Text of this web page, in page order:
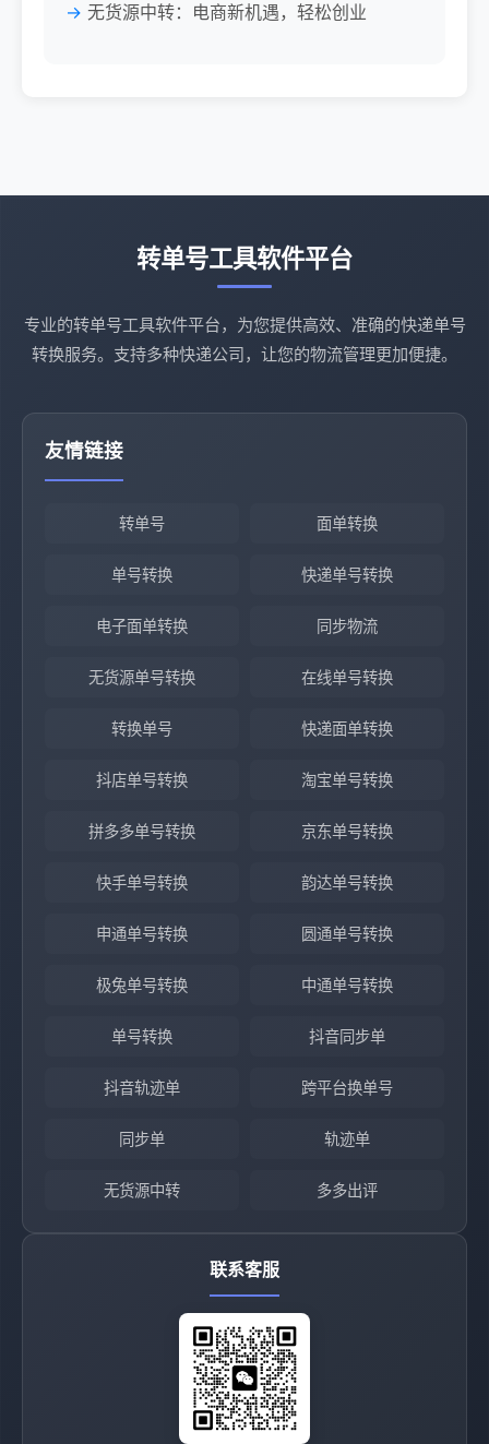
无货源中转：电商新机遇，轻松创业
转单号工具软件平台
专业的转单号工具软件平台，为您提供高效、准确的快递单号
转换服务。支持多种快递公司，让您的物流管理更加便捷。
友情链接
转单号 面单转换
单号转换 快递单号转换
电子面单转换 同步物流
无货源单号转换 在线单号转换
转换单号 快递面单转换
抖店单号转换 淘宝单号转换
拼多多单号转换 京东单号转换
快手单号转换 韵达单号转换
申通单号转换 圆通单号转换
极兔单号转换 中通单号转换
单号转换 抖音同步单
抖音轨迹单 跨平台换单号
同步单 轨迹单
无货源中转 多多出评
联系客服